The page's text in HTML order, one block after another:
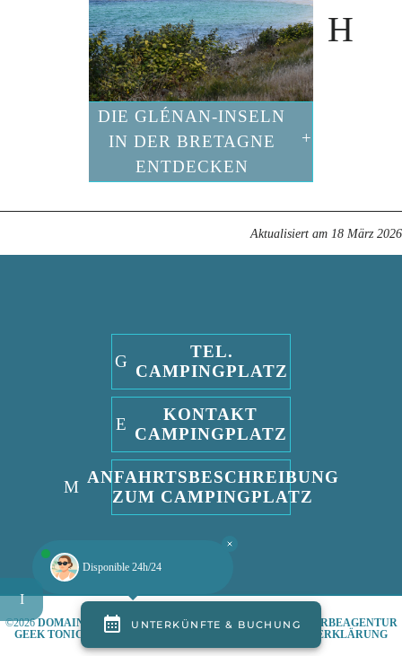
DIE GLÉNAN-INSELN
IN DER BRETAGNE
ENTDECKEN
Aktualisiert am 18 März 2026
TEL.
CAMPINGPLATZ
KONTAKT
CAMPINGPLATZ
ANFAHRTSBESCHREIBUNG
ZUM CAMPINGPLATZ
©2026DOMAINE DE PENDRUCPROWEBAGENTUR UND WERBEAGENTUR
GEEK TONIC
RECHTLICHE HINWEISE DATENSCHUTZERKLÄRUNG
Disponible 24h/24